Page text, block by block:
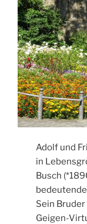
Adolf und
in
Busch
Sein Bruder
Geigen-